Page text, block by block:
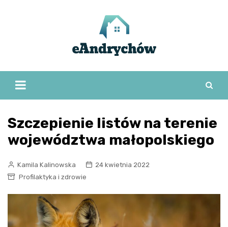
Szczepienie listów na terenie
województwa małopolskiego
Kamila Kalinowska
24 kwietnia 2022
Profilaktyka i zdrowie